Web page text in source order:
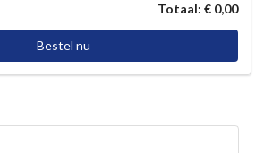
Totaal: € 0,00
Bestel nu